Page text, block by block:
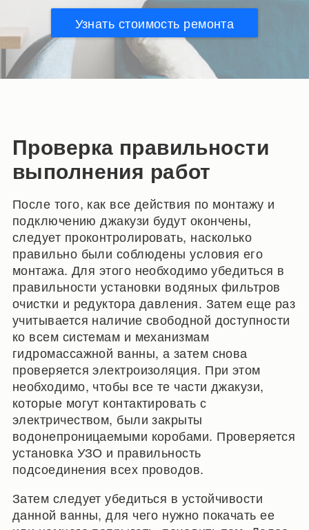
Узнать стоимость ремонта
Проверка правильности
выполнения работ
После того, как все действия по монтажу и
подключению джакузи будут окончены,
следует проконтролировать, насколько
правильно были соблюдены условия его
монтажа. Для этого необходимо убедиться в
правильности установки водяных фильтров
очистки и редуктора давления. Затем еще раз
учитывается наличие свободной доступности
ко всем системам и механизмам
гидромассажной ванны, а затем снова
проверяется электроизоляция. При этом
необходимо, чтобы все те части джакузи,
которые могут контактировать с
электричеством, были закрыты
водонепроницаемыми коробами. Проверяется
установка УЗО и правильность
подсоединения всех проводов.
Затем следует убедиться в устойчивости
данной ванны, для чего нужно покачать ее